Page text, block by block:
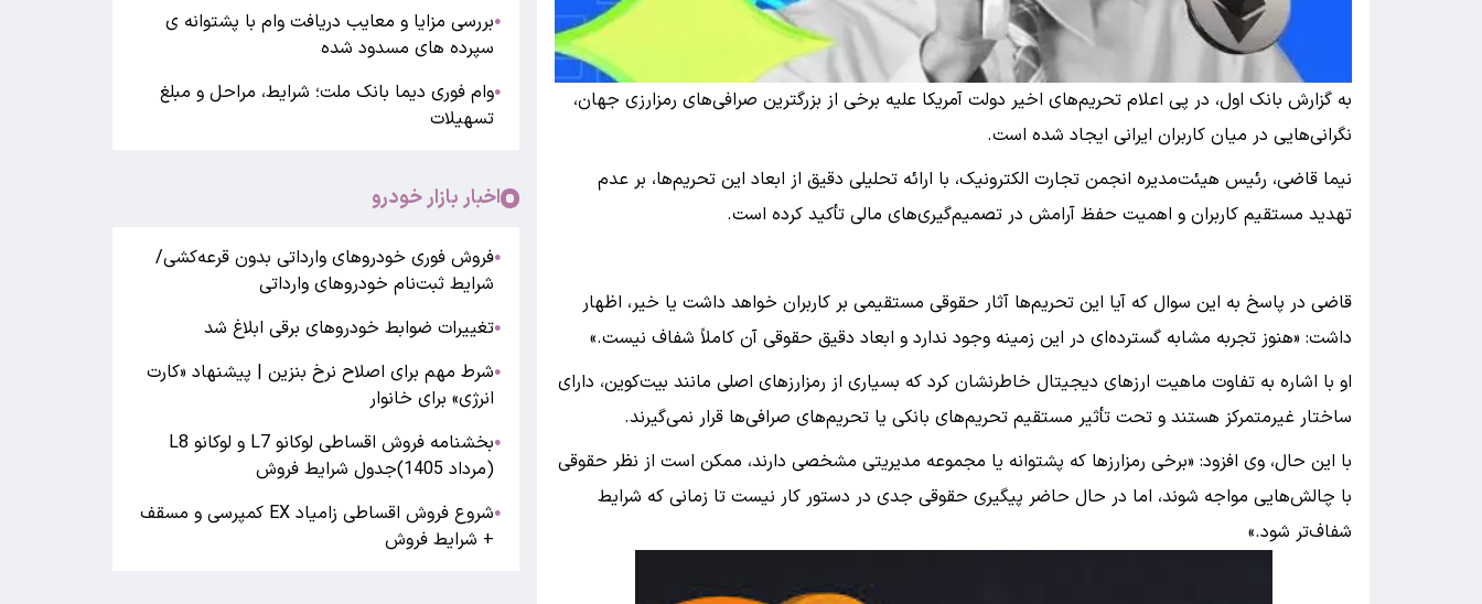
به گزارش بانک اول، در پی اعلام تحریم‌های اخیر دولت آمریکا علیه برخی از بزرگترین صرافی‌های رمزارزی جهان،
نگرانی‌هایی در میان کاربران ایرانی ایجاد شده است.
نیما قاضی، رئیس هیئت‌مدیره انجمن تجارت الکترونیک، با ارائه تحلیلی دقیق از ابعاد این تحریم‌ها، بر عدم
تهدید مستقیم کاربران و اهمیت حفظ آرامش در تصمیم‌گیری‌های مالی تأکید کرده است.
قاضی در پاسخ به این سوال که آیا این تحریم‌ها آثار حقوقی مستقیمی بر کاربران خواهد داشت یا خیر، اظهار
داشت: «هنوز تجربه مشابه گسترده‌ای در این زمینه وجود ندارد و ابعاد دقیق حقوقی آن کاملاً شفاف نیست.»
او با اشاره به تفاوت ماهیت ارزهای دیجیتال خاطرنشان کرد که بسیاری از رمزارزهای اصلی مانند بیت‌کوین، دارای
ساختار غیرمتمرکز هستند و تحت تأثیر مستقیم تحریم‌های بانکی یا تحریم‌های صرافی‌ها قرار نمی‌گیرند.
با این حال، وی افزود: «برخی رمزارزها که پشتوانه یا مجموعه مدیریتی مشخصی دارند، ممکن است از نظر حقوقی
با چالش‌هایی مواجه شوند، اما در حال حاضر پیگیری حقوقی جدی در دستور کار نیست تا زمانی که شرایط
شفاف‌تر شود.»
●بررسی مزایا و معایب دریافت وام با پشتوانه ی
سپرده های مسدود شده
●وام فوری دیما بانک ملت؛ شرایط، مراحل و مبلغ
تسهیلات
اخبار بازار خودرو
●فروش فوری خودروهای وارداتی بدون قرعه‌کشی/
شرایط ثبت‌نام خودروهای وارداتی
●تغییرات ضوابط خودروهای برقی ابلاغ شد
●شرط مهم برای اصلاح نرخ بنزین | پیشنهاد «کارت
انرژی» برای خانوار
●
بخشنامه فروش اقساطی لوکانو L7 و لوکانو L8
(مرداد 1405)جدول شرایط فروش
●
شروع فروش اقساطی زامیاد EX کمپرسی و مسقف
+ شرایط فروش